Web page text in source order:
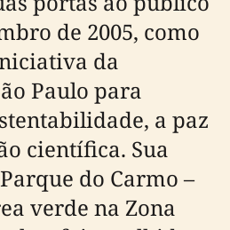
de 2005, como
da
Paulo para
a paz
científica. Sua
do Carmo –
verde na Zona